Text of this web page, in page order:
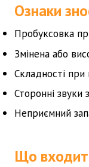
Ознаки
Пробуксовка
Змінена або
Складності
Сторонні
Неприємний
Що